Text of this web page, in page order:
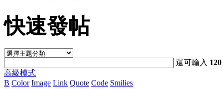
快速發帖
還可輸入 120
高級模式
B Color Image Link Quote Code Smilies